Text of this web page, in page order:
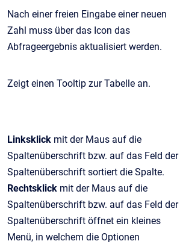
Nach einer freien Eingabe einer neuen
Zahl muss über das Icon das
Abfrageergebnis aktualisiert werden.
Zeigt einen Tooltip zur Tabelle an.
Linksklick mit der Maus auf die
Spaltenüberschrift bzw. auf das Feld der
Spaltenüberschrift sortiert die Spalte.
Rechtsklick mit der Maus auf die
Spaltenüberschrift bzw. auf das Feld der
Spaltenüberschrift öffnet ein kleines
Menü, in welchem die Optionen